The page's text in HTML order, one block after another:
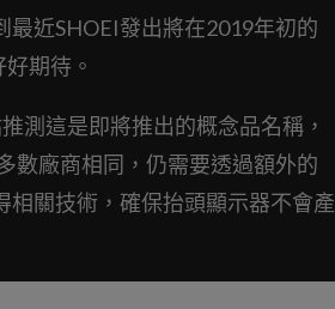
近SHOEI發出將在2019年初的
期待。
測這是即將推出的概念品名稱，
數廠商相同，仍需要透過額外的
相關技術，確保抬頭顯示器不會產